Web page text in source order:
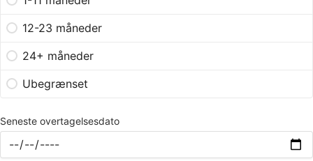
12-23 måneder
24+ måneder
Ubegrænset
Seneste overtagelsesdato